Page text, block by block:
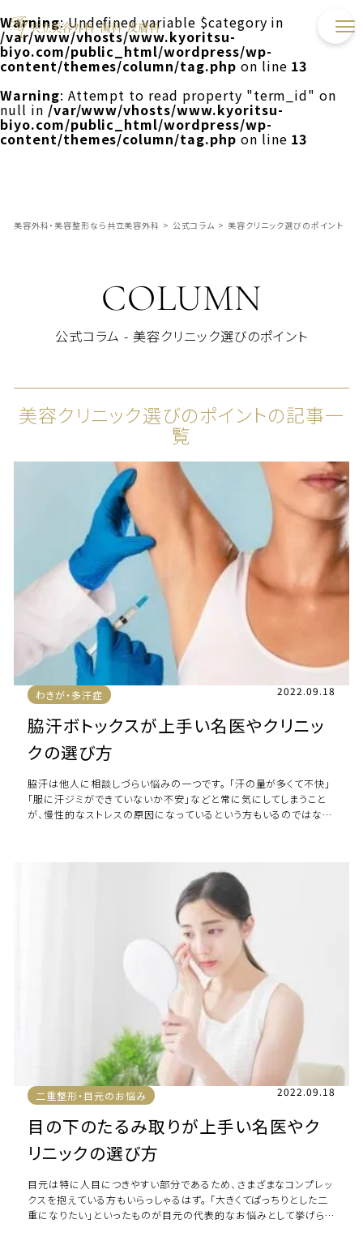
Warning: Undefined variable $category in
/var/www/vhosts/www.kyoritsu-
biyo.com/public_html/wordpress/wp-
content/themes/column/tag.php on line 13
Warning: Attempt to read property "term_id" on
null in /var/www/vhosts/www.kyoritsu-
biyo.com/public_html/wordpress/wp-
content/themes/column/tag.php on line 13
美容外科・美容整形なら共立美容外科 > 公式コラム > 美容クリニック選びのポイント
COLUMN
公式コラム - 美容クリニック選びのポイント
美容クリニック選びのポイントの記事一
覧
わきが・多汗症 2022.09.18
脇汗ボトックスが上手い名医やクリニッ
クの選び方
脇汗は他人に相談しづらい悩みの一つです。 「汗の量が多くて不快」
「服に汗ジミができていないか不安」などと常に気にしてしまうこと
が、慢性的なストレスの原因になっているという方もいるのではない
二重整形・目元のお悩み 2022.09.18
目の下のたるみ取りが上手い名医やク
リニックの選び方
目元は特に人目につきやすい部分であるため、さまざまなコンプレッ
クスを抱えている方もいらっしゃるはず。 「大きくてぱっちりとした二
重になりたい」といったものが目元の代表的なお悩みとして挙げら